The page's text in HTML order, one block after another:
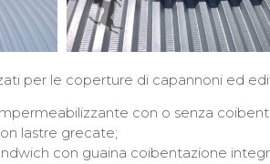
per le coperture di capannoni ed
con o senza
lastre grecate;
con guaina coibentazione